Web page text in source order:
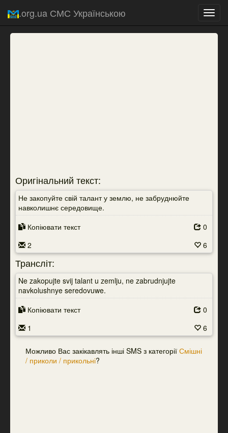
.org.ua СМС Українською
Оригінальний текст:
Не закопуйте свій талант у землю, не забруднюйте
навколишнє середовище.
Копіювати текст
0
2
6
Трансліт:
Ne zakopujte svij talant u zemlju, ne zabrudnjujte
navkolushnye seredovuwe.
Копіювати текст
0
1
6
Можливо Вас закікавлять інші SMS з категорії Смішні
/ приколи / прикольні?